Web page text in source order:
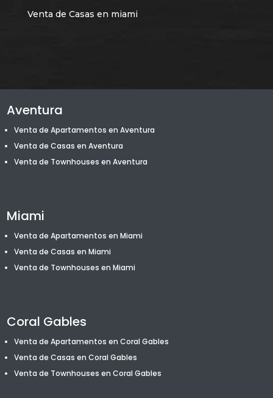
Venta de Casas en miami
Aventura
Venta de Apartamentos en Aventura
Venta de Casas en Aventura
Venta de Townhouses en Aventura
Miami
Venta de Apartamentos en Miami
Venta de Casas en Miami
Venta de Townhouses en Miami
Coral Gables
Venta de Apartamentos en Coral Gables
Venta de Casas en Coral Gables
Venta de Townhouses en Coral Gables